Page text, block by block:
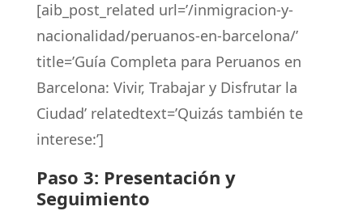
[aib_post_related url=’/inmigracion-y-
nacionalidad/peruanos-en-barcelona/’
title=’Guía Completa para Peruanos en
Barcelona: Vivir, Trabajar y Disfrutar la
Ciudad’ relatedtext=’Quizás también te
interese:’]
Paso 3: Presentación y
Seguimiento